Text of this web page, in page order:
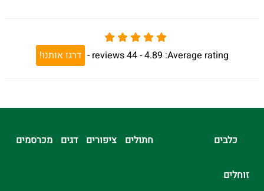
Average rating:
4.89 -
44
reviews
- דרגו אותנו!
כלבים חתולים ציפורים דגים מכרסמים
זוחלים